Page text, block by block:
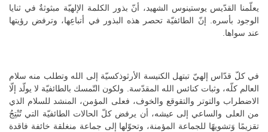
يعلّمنا القدّيس يوستينوس الشهيد، أنّ بذور الكلمة الإلهيّة مبثوثةٌ في ثنايا
الوجود بأسره. إنّ الطائفيّة تحصر هذه البذور في أتباعِها، وترفض رؤيتها
عند سواها.
في كلّ قدّاس إلهيّ تبتهل الكنيسة الأرثوذكسيّة إلى الله وتطلب منه سلام
العالم كلّه، وثبات كنائس الله المقدّسة. ولكون التّمسك بالطائفيّة لا يولّد إلّا
الاضطراب والتوتر والتقوقع والخوف، فعلى المؤمن، المنشد للسلام الذي
من العلى والساعي إلى عيشه، أن يرفض كلّ الحالات الطائفيّة التي تُنْتِجُ
تقزيمًا وَتشويهًا للجماعة المؤمنة، وتحوّلها إلى جماعة منغلقة خائفة فاقدة